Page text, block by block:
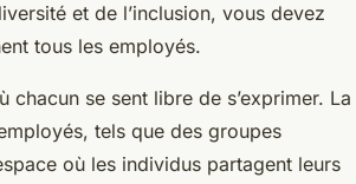
et de l’inclusion, vous devez
tous les employés.
se sent libre de s’exprimer. La
tels que des groupes
où les individus partagent leurs